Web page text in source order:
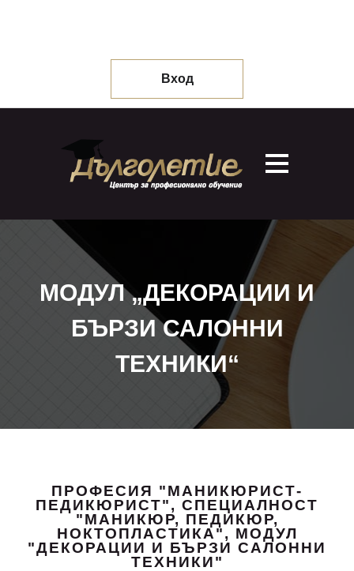
Вход
МОДУЛ „ДЕКОРАЦИИ И
БЪРЗИ САЛОННИ
ТЕХНИКИ“
ПРОФЕСИЯ "МАНИКЮРИСТ-
ПЕДИКЮРИСТ", СПЕЦИАЛНОСТ
"МАНИКЮР, ПЕДИКЮР,
НОКТОПЛАСТИКА", МОДУЛ
"ДЕКОРАЦИИ И БЪРЗИ САЛОННИ
ТЕХНИКИ"